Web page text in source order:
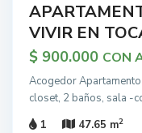
VIVIR EN
$ 900.000 CON
Acogedor
closet, 2 baños, sala -
1
47.65 m2